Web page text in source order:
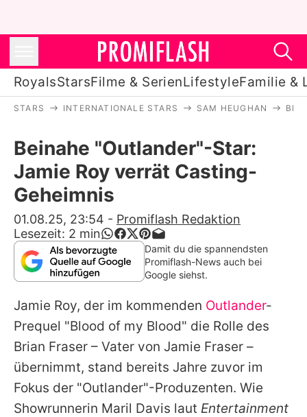
RoyalsStarsFilme & SerienLifestyleFamilie &
Stars
Filme & Serien
Lifestyle
Familie & Liebe
Promiflash Exklusiv
Alle Themen auf Promiflash
Jobs
App runterladen
Team
STARS INTERNATIONALE STARS SAM HEUGHAN
Beinahe "Outlander"-Star:
Jamie Roy verrät Casting-
Geheimnis
01.08.25, 23:54 - Promiflash Redaktion
Lesezeit: 2 min
Damit du die spannendsten
Promiflash-News auch bei
Google siehst.
Jamie Roy, der im kommenden Outlander-
Prequel "Blood of my Blood" die Rolle des
Brian Fraser – Vater von Jamie Fraser –
übernimmt, stand bereits Jahre zuvor im
Fokus der "Outlander"-Produzenten. Wie
Showrunnerin Maril Davis laut Entertainment